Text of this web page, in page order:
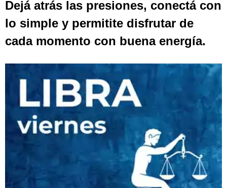
Dejá atrás las presiones, conectá con
lo simple y permitite disfrutar de
cada momento con buena energía.